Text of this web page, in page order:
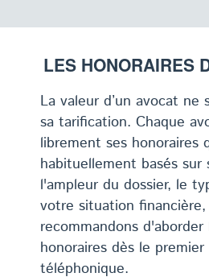
LES HONORAIRES
La valeur d’un avocat ne
sa tarification. Chaque
librement ses honoraires
habituellement basés sur
l'ampleur du dossier, le
votre situation
recommandons
honoraires dès le premier
téléphonique.